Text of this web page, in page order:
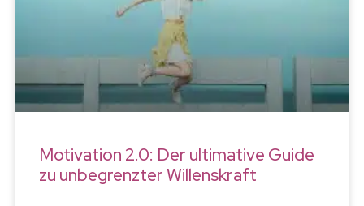
Motivation 2.0: Der ultimative Guide
zu unbegrenzter Willenskraft